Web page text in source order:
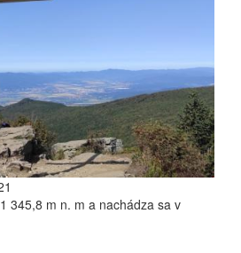
345,8 m n. m a nachádza sa v